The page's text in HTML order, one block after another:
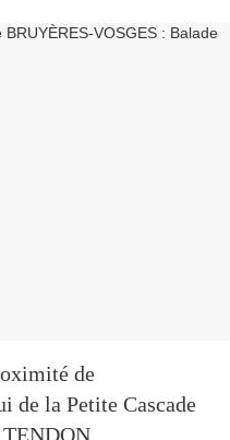
de
de la Petite Cascade
TENDON.